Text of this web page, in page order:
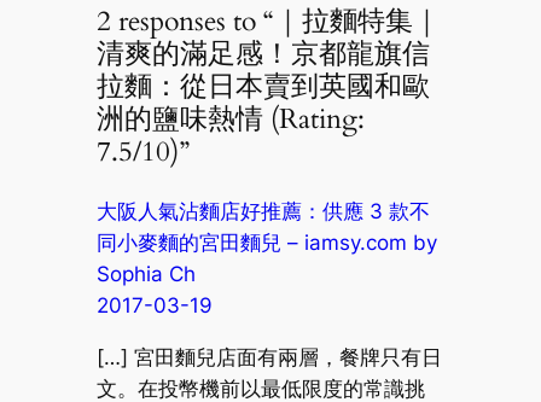
2 responses to “｜拉麵特集｜
清爽的滿足感！京都龍旗信
拉麵：從日本賣到英國和歐
洲的鹽味熱情 (Rating:
7.5/10)”
大阪人氣沾麵店好推薦：供應 3 款不
同小麥麵的宮田麵兒 – iamsy.com by
Sophia Ch
2017-03-19
[…] 宮田麵兒店面有兩層，餐牌只有日
文。在投幣機前以最低限度的常識挑